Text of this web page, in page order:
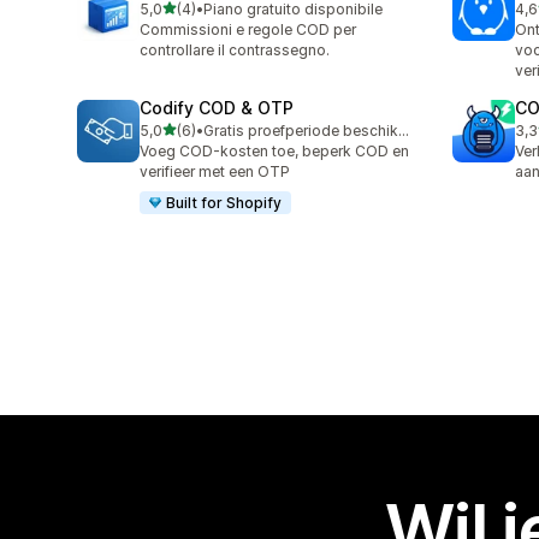
5,0van 5 sterren
(4)
4 recensies in totaal
•Piano gratuito disponibile
Commissioni e regole COD per
controllare il contrassegno.
4,6
13
Codify COD & OTP
5,0van 5 sterren
(6)
6 recensies in totaal
•
Gratis proefperiode beschikbaar
Voeg COD-kosten toe, beperk COD en
verifieer met een OTP
Built for Shopify
3,3
16